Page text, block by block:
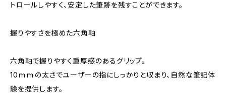
トロールしやすく、安定した筆跡を残すことができます。
握りやすさを極めた六角軸
六⾓軸で握りやすく重厚感のあるグリップ。
10ｍｍの太さでユーザーの指にしっかりと収まり、⾃然な筆記体
験を提供します。